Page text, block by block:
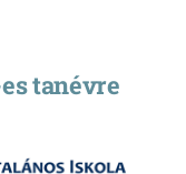
tanévre